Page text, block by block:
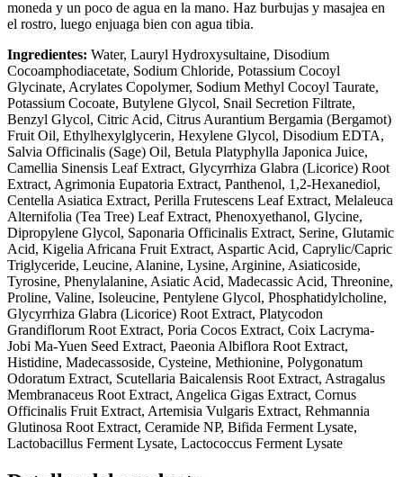
moneda y un poco de agua en la mano. Haz burbujas y masajea en
el rostro, luego enjuaga bien con agua tibia.
Ingredientes: Water, Lauryl Hydroxysultaine, Disodium
Cocoamphodiacetate, Sodium Chloride, Potassium Cocoyl
Glycinate, Acrylates Copolymer, Sodium Methyl Cocoyl Taurate,
Potassium Cocoate, Butylene Glycol, Snail Secretion Filtrate,
Benzyl Glycol, Citric Acid, Citrus Aurantium Bergamia (Bergamot)
Fruit Oil, Ethylhexylglycerin, Hexylene Glycol, Disodium EDTA,
Salvia Officinalis (Sage) Oil, Betula Platyphylla Japonica Juice,
Camellia Sinensis Leaf Extract, Glycyrrhiza Glabra (Licorice) Root
Extract, Agrimonia Eupatoria Extract, Panthenol, 1,2-Hexanediol,
Centella Asiatica Extract, Perilla Frutescens Leaf Extract, Melaleuca
Alternifolia (Tea Tree) Leaf Extract, Phenoxyethanol, Glycine,
Dipropylene Glycol, Saponaria Officinalis Extract, Serine, Glutamic
Acid, Kigelia Africana Fruit Extract, Aspartic Acid, Caprylic/Capric
Triglyceride, Leucine, Alanine, Lysine, Arginine, Asiaticoside,
Tyrosine, Phenylalanine, Asiatic Acid, Madecassic Acid, Threonine,
Proline, Valine, Isoleucine, Pentylene Glycol, Phosphatidylcholine,
Glycyrrhiza Glabra (Licorice) Root Extract, Platycodon
Grandiflorum Root Extract, Poria Cocos Extract, Coix Lacryma-
Jobi Ma-Yuen Seed Extract, Paeonia Albiflora Root Extract,
Histidine, Madecassoside, Cysteine, Methionine, Polygonatum
Odoratum Extract, Scutellaria Baicalensis Root Extract, Astragalus
Membranaceus Root Extract, Angelica Gigas Extract, Cornus
Officinalis Fruit Extract, Artemisia Vulgaris Extract, Rehmannia
Glutinosa Root Extract, Ceramide NP, Bifida Ferment Lysate,
Lactobacillus Ferment Lysate, Lactococcus Ferment Lysate